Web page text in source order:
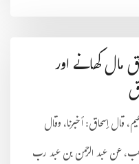
کھانے اور
قال إسحاق: أخبرنا، وقال
عن عبد الرحمن بن عبد رب